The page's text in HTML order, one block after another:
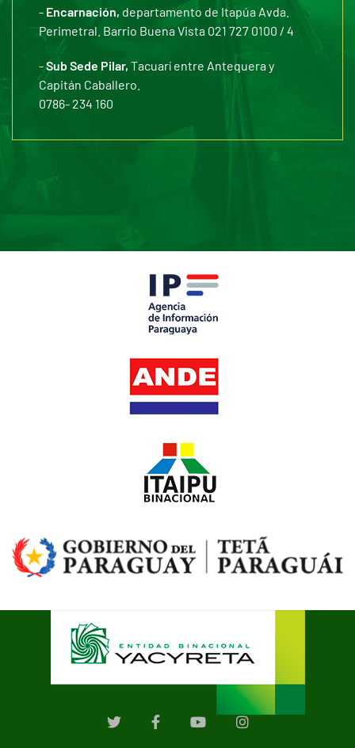
- Encarnación, departamento de Itapúa Avda.
Perimetral. Barrio Buena Vista 021 727 0100 / 4
-Sub Sede Pilar, Tacuarí entre Antequera y
Capitán Caballero.
0786- 234 160